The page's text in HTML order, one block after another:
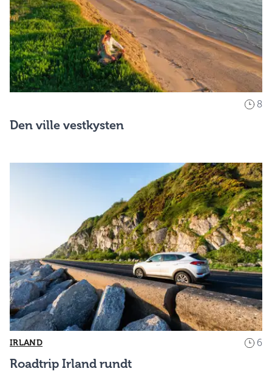
8
Den ville vestkysten
IRLAND 6
Roadtrip Irland rundt